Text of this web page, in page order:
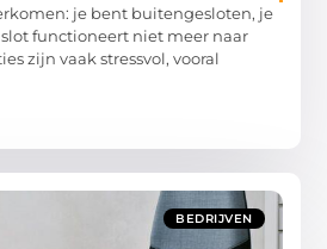
je bent buitengesloten, je
functioneert niet meer naar
zijn vaak stressvol, vooral
BEDRIJVEN